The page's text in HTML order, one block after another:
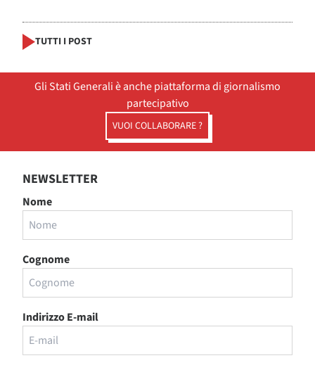
TUTTI I POST
Gli Stati Generali è anche piattaforma di giornalismo
partecipativo
VUOI COLLABORARE ?
NEWSLETTER
Nome
Cognome
Indirizzo E-mail